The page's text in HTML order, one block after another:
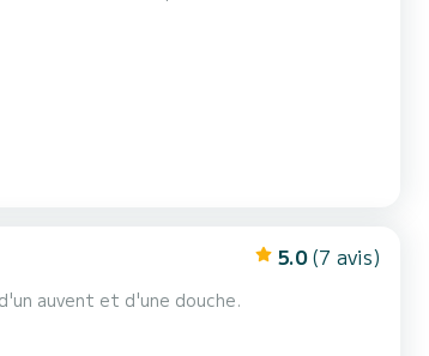
et idéale même pour les débutants, le
les familles ou les p...
5.0 (7 avis)
auvent et d'une douche.